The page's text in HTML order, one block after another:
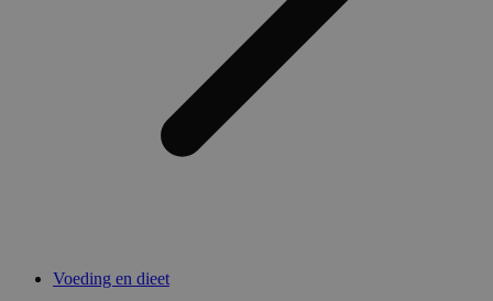
Voeding en dieet